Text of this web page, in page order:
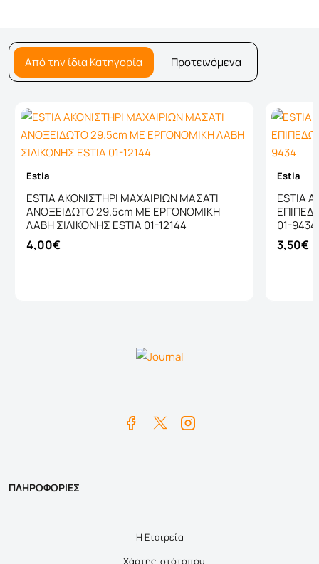
Από την ίδια Κατηγορία Προτεινόμενα
Estia
ESTIA ΑΚΟΝΙΣΤΗΡΙ ΜΑΧΑΙΡΙΩΝ ΜΑΣΑΤΙ
ΑΝΟΞΕΙΔΩΤΟ 29.5cm ΜΕ ΕΡΓΟΝΟΜΙΚΗ
ΛΑΒΗ ΣΙΛΙΚΟΝΗΣ ESTIA 01-12144
4,00€
Estia
ESTIA
01-9434
3,50€
ΠΛΗΡΟΦΟΡΙΕΣ
Η Εταιρεία
Χάρτης Ιστότοπου